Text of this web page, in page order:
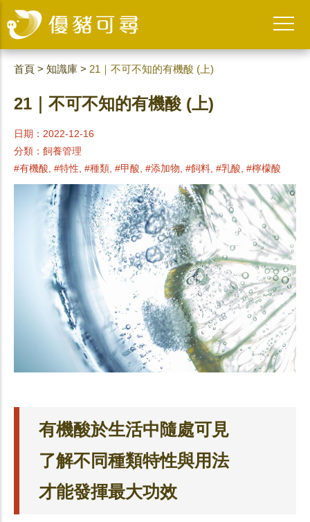
首頁 > 知識庫 > 21｜不可不知的有機酸 (上)
21｜不可不知的有機酸 (上)
日期：2022-12-16
分類： 飼養管理
#有機酸, #特性, #種類, #甲酸, #添加物, #飼料, #乳酸, #檸檬酸
有機酸於生活中隨處可見
了解不同種類特性與用法
才能發揮最大功效